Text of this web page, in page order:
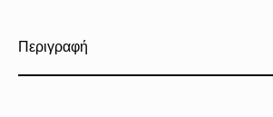
Περιγραφή